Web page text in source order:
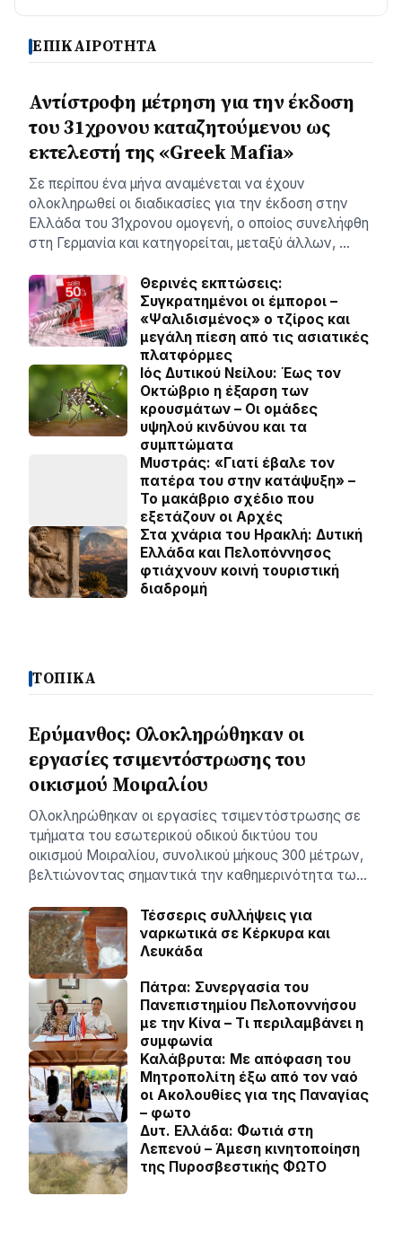
ΕΠΙΚΑΙΡΟΤΗΤΑ
Αντίστροφη μέτρηση για την έκδοση
του 31χρονου καταζητούμενου ως
εκτελεστή της «Greek Mafia»
Σε περίπου ένα μήνα αναμένεται να έχουν
ολοκληρωθεί οι διαδικασίες για την έκδοση στην
Ελλάδα του 31χρονου ομογενή, ο οποίος συνελήφθη
στη Γερμανία και κατηγορείται, μεταξύ άλλων, …
Θερινές εκπτώσεις:
Συγκρατημένοι οι έμποροι –
«Ψαλιδισμένος» ο τζίρος και
μεγάλη πίεση από τις ασιατικές
πλατφόρμες
Ιός Δυτικού Νείλου: Έως τον
Οκτώβριο η έξαρση των
κρουσμάτων – Οι ομάδες
υψηλού κινδύνου και τα
συμπτώματα
Μυστράς: «Γιατί έβαλε τον
πατέρα του στην κατάψυξη» –
Το μακάβριο σχέδιο που
εξετάζουν οι Αρχές
Στα χνάρια του Ηρακλή: Δυτική
Ελλάδα και Πελοπόννησος
φτιάχνουν κοινή τουριστική
διαδρομή
ΤΟΠΙΚΑ
Ερύμανθος: Ολοκληρώθηκαν οι
εργασίες τσιμεντόστρωσης του
οικισμού Μοιραλίου
Ολοκληρώθηκαν οι εργασίες τσιμεντόστρωσης σε
τμήματα του εσωτερικού οδικού δικτύου του
οικισμού Μοιραλίου, συνολικού μήκους 300 μέτρων,
βελτιώνοντας σημαντικά την καθημερινότητα τω…
Τέσσερις συλλήψεις για
ναρκωτικά σε Κέρκυρα και
Λευκάδα
Πάτρα: Συνεργασία του
Πανεπιστημίου Πελοποννήσου
με την Κίνα – Τι περιλαμβάνει η
συμφωνία
Καλάβρυτα: Με απόφαση του
Μητροπολίτη έξω από τον ναό
οι Ακολουθίες για της Παναγίας
– φωτο
Δυτ. Ελλάδα: Φωτιά στη
Λεπενού – Άμεση κινητοποίηση
της Πυροσβεστικής ΦΩΤΟ